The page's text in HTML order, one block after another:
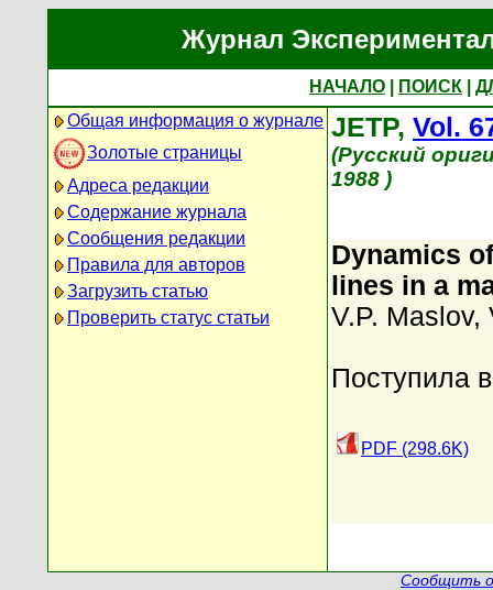
Журнал
НАЧАЛО ПОИСК
Общая информация о журнале
Золотые страницы
Адреса редакции
Содержание журнала
Сообщения редакции
Правила для авторов
Загрузить статью
Проверить статус статьи
JETP, Vol.
(Русский
1988 )
Dynamics
lines in a
V.P. Maslov,
Поступила
PDF (298.6K)
Сообщить о